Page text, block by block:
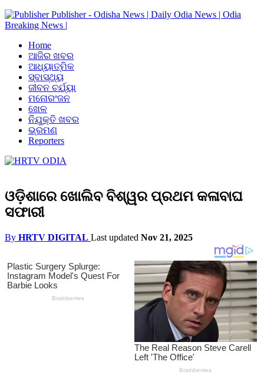
Publisher - Odisha News | Daily Odia News | Odia
Breaking News |
Home
ଆଜିର ଖବର
ଆଧ୍ୟାତ୍ମିକ
ସ୍ବାସ୍ଥ୍ୟ
ଜୀବନ ଚର୍ଯ୍ୟା
ମନୋରଂଜନ
ଖେଳ
ନିଯୁକ୍ତି ଖବର
ଭ୍ରମଣ
Reporters
ଓଡ଼ିଶାରେ ଖୋଲିବ ବିଶ୍ୱର ପ୍ରଥମ କଳାବାଘ
ସଫାରୀ
By HRTV DIGITAL Last updated Nov 21, 2025